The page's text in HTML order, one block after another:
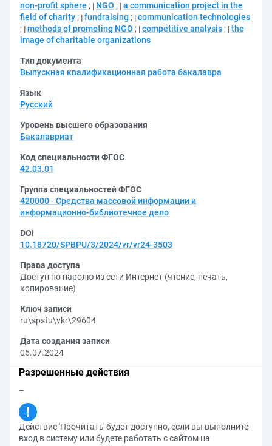
non-profit sphere ; NGO ; a communication project in the
field of charity ; fundraising ; communication technologies
; methods of promoting NGO ; competitive analysis ; the
image of charitable organizations
Тип документа
Выпускная квалификационная работа бакалавра
Язык
Русский
Уровень высшего образования
Бакалавриат
Код специальности ФГОС
42.03.01
Группа специальностей ФГОС
420000 - Средства массовой информации и
информационно-библиотечное дело
DOI
10.18720/SPBPU/3/2024/vr/vr24-3503
Права доступа
Доступ по паролю из сети Интернет (чтение, печать,
копирование)
Ключ записи
ru\spstu\vkr\29604
Дата создания записи
05.07.2024
Разрешенные действия
–
Действие 'Прочитать' будет доступно, если вы выполните
вход в систему или будете работать с сайтом на